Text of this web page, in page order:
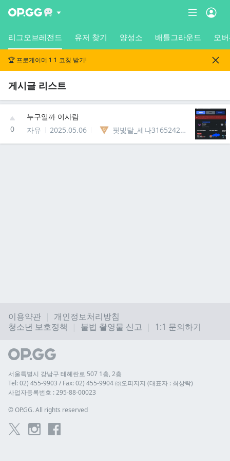
리그오브레전드 유저 찾기 양성소 배틀그라운드 오
🏆 프로게이머 1:1 코칭 받기!
게시글 리스트
0
누구일까 이사람
자유
2025.05.06 핏빛달_세나31652423213263
이용약관
개인정보처리방침
청소년 보호정책
불법 촬영물 신고 1:1 문의하기
서울특별시 강남구 테헤란로 507 1층, 2층
Tel: 02) 455-9903 / Fax: 02) 455-9904 ㈜오피지지 (대표자 : 최상락)
사업자등록번호 : 295-88-00023
© OP.GG. All rights reserved